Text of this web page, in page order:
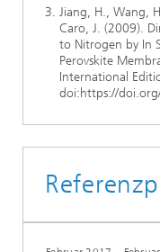
Jiang, H., Wang,
Caro, J. (2009).
to Nitrogen by In
Perovskite
International
doi:https://